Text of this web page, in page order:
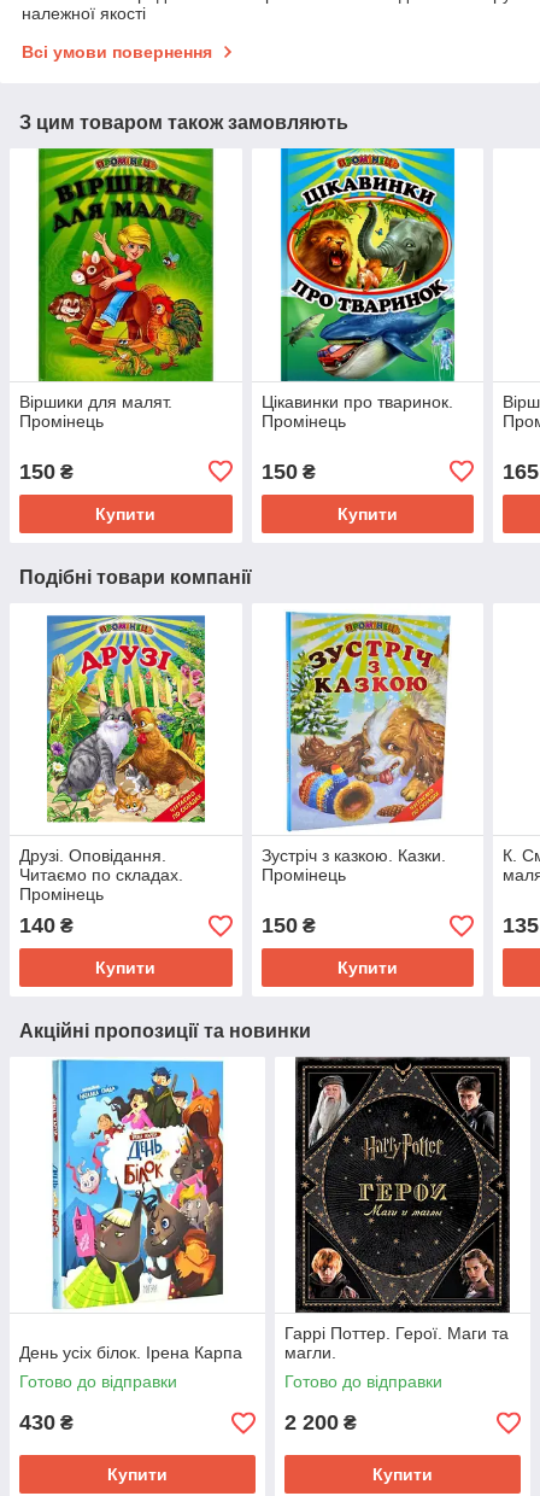
належної якості
Всі умови повернення
З цим товаром також замовляють
Віршики для малят.
Промінець
150 ₴
Купити
Цікавинки про тваринок.
Промінець
150₴
Купити
165
Подібні товари компанії
Друзі. Оповідання.
Читаємо по складах.
Промінець
140 ₴
Купити
Зустріч з казкою. Казки.
Промінець
150₴
Купити
К.
135
Акційні пропозиції та новинки
День усіх білок. Ірена Карпа
Готово до відправки
430 ₴
Купити
Гаррі Поттер. Герої. Маги та
магли.
Готово до відправки
2 200 ₴
Купити